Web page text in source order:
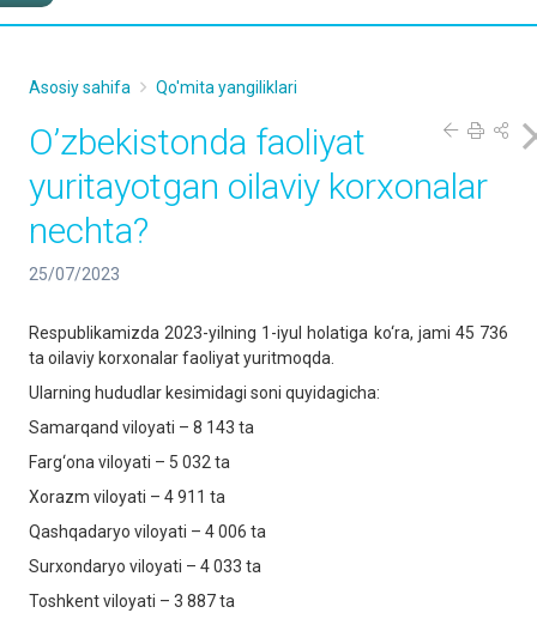
Asosiy sahifa Qo'mita yangiliklari
O’zbekistonda faoliyat
yuritayotgan oilaviy korxonalar
nechta?
25/07/2023
Respublikamizda 2023-yilning 1-iyul holatiga ko‘ra, jami 45 736
ta oilaviy korxonalar faoliyat yuritmoqda.
Ularning hududlar kesimidagi soni quyidagicha:
Samarqand viloyati – 8 143 ta
Farg‘ona viloyati – 5 032 ta
Xorazm viloyati – 4 911 ta
Qashqadaryo viloyati – 4 006 ta
Surxondaryo viloyati – 4 033 ta
Toshkent viloyati – 3 887 ta